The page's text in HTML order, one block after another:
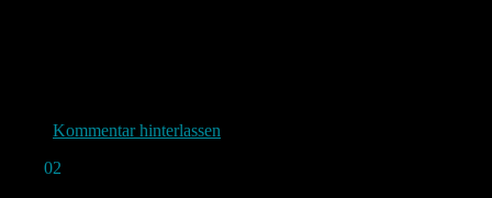
Kommentar hinterlassen
02